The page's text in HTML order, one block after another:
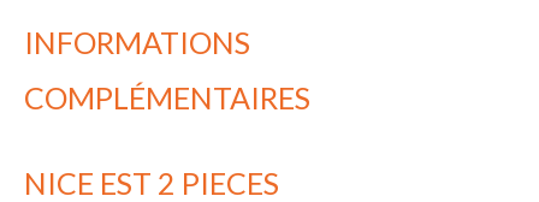
INFORMATIONS
COMPLÉMENTAIRES
NICE EST 2 PIECES